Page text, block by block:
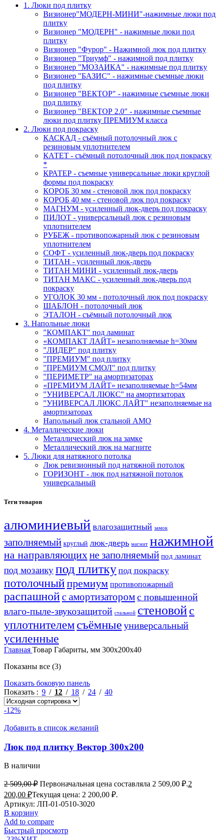
1. Люки под плитку
Визионер"МОДЕРН-МИНИ"-нажимные люки под
плитку
Визионер "МОДЕРН" - нажимные люки под
плитку
Визионер "Фурор" - Нажимной люк под плитку
Визионер "Триумф" - нажимной под плитку
Визионер "МОЗАИКА" - нажимные под плитку
Визионер "БАЗИС" - нажимные съемные люки
под плитку
Визионер "ВЕКТОР" - нажимные съемные люки
под плитку
Визионер "ВЕКТОР 2.0" - нажимные съемные
люки под плитку ПРЕМИУМ класса
2. Люки под покраску
КАСКАД - съёмный потолочный люк с
резиновым уплотнителем
КАТЕТ - съёмный потолочный люк под покраску
*
КРАТЕР - съемные универсальные люки круглой
формы под покраску
КОРОБ 30 мм - стеновой люк под покраску
КОРОБ 40 мм - стеновой люк под покраску
МАГНУМ - усиленный люк-дверь под покраску
ПИЛОТ - универсальный люк с резиновым
уплотнителем
РУБЕЖ - противопожарный люк с резиновым
уплотнителем
СОФТ - усиленный люк-дверь под покраску
ТИТАН - усиленный люк-дверь
ТИТАН МИНИ - усиленный люк-дверь
ТИТАН МАКС - усиленный люк-дверь под
покраску
УГОЛОК 30 мм - потолочный люк под покраску
ШАБЛОН - потолочный люк
ЭТАЛОН - съёмный потолочный люк
3. Напольные люки
"КОМПАКТ" под ламинат
«КОМПАКТ ЛАЙТ» незаполняемые h=30мм
"ЛИДЕР" под плитку
"ПРЕМИУМ" под плитку
"ПРЕМИУМ СМОЛ" под плитку
"ПЕРИМЕТР" на амортизаторах
«ПРЕМИУМ ЛАЙТ» незаполняемые h=54мм
"УНИВЕРСАЛ ЛЮКС" на амортизаторах
"УНИВЕРСАЛ ЛЮКС ЛАЙТ" незаполняемые на
амортизаторах
Напольный люк стальной АМО
4. Металлические люки
Металлический люк на замке
Металлический люк на магните
5. Люки для натяжного потолка
Люк ревизионный под натяжной потолок
ГОРИЗОНТ - люк под натяжной потолок
универсальный
Теги товаров
алюминиевый влагозащитный замок
заполняемый круглый люк-дверь магнит нажимной
на направляющихне заполняемый под ламинат
под мозаикупод плитку под покраску
потолочныйпремиум противопожарный
распашнойс амортизаторомс повышенной
влаго-пыле-звукозащитой стальной стеновойс
уплотнителемсъёмныеуниверсальный
усиленные
Главная Товар Габариты, мм 300х200х40
Показаны все (3)
Показать боковую панель
Показать
9 12 18 24 40
-12%
Добавить в список желаний
Люк под плитку Вектор 300х200
В наличии
2 509,00₽ Первоначальная цена составляла 2 509,00 ₽.2
200,00 ₽Текущая цена: 2 200,00 ₽.
Артикул: ЛП-01-0510-3020
В корзину
Add to compare
Быстрый просмотр